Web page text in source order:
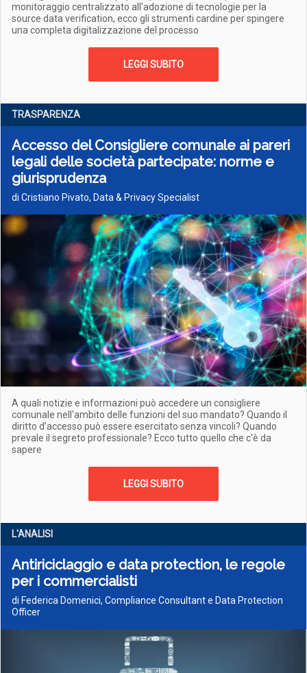
monitoraggio centralizzato all'adozione di tecnologie per la
source data verification, ecco gli strumenti cardine per spingere
una completa digitalizzazione del processo
LEGGI SUBITO
TRASPARENZA
Accesso del Consigliere comunale ai pareri
legali delle società partecipate: norme e
giurisprudenza
di Cristiano Pivato, Data & Privacy Specialist
A quali notizie e informazioni può accedere un consigliere
comunale nell'ambito delle funzioni del suo mandato? Quando il
diritto d’accesso può essere esercitato senza vincoli? Quando
prevale il segreto professionale? Ecco tutto quello che c'è da
sapere
LEGGI SUBITO
L'ANALISI
Antiriciclaggio e data protection, le regole
per i commercialisti
di Federica Domenici, Compliance Consultant e Data Protection
Officer